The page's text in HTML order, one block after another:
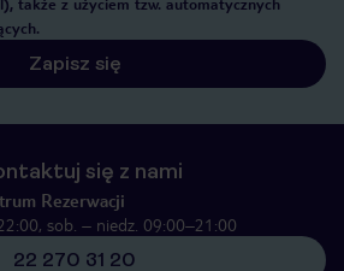
Zapisz się
się z nami
Rezerwacji
sob. – niedz. 09:00–21:00
22 270 31 20